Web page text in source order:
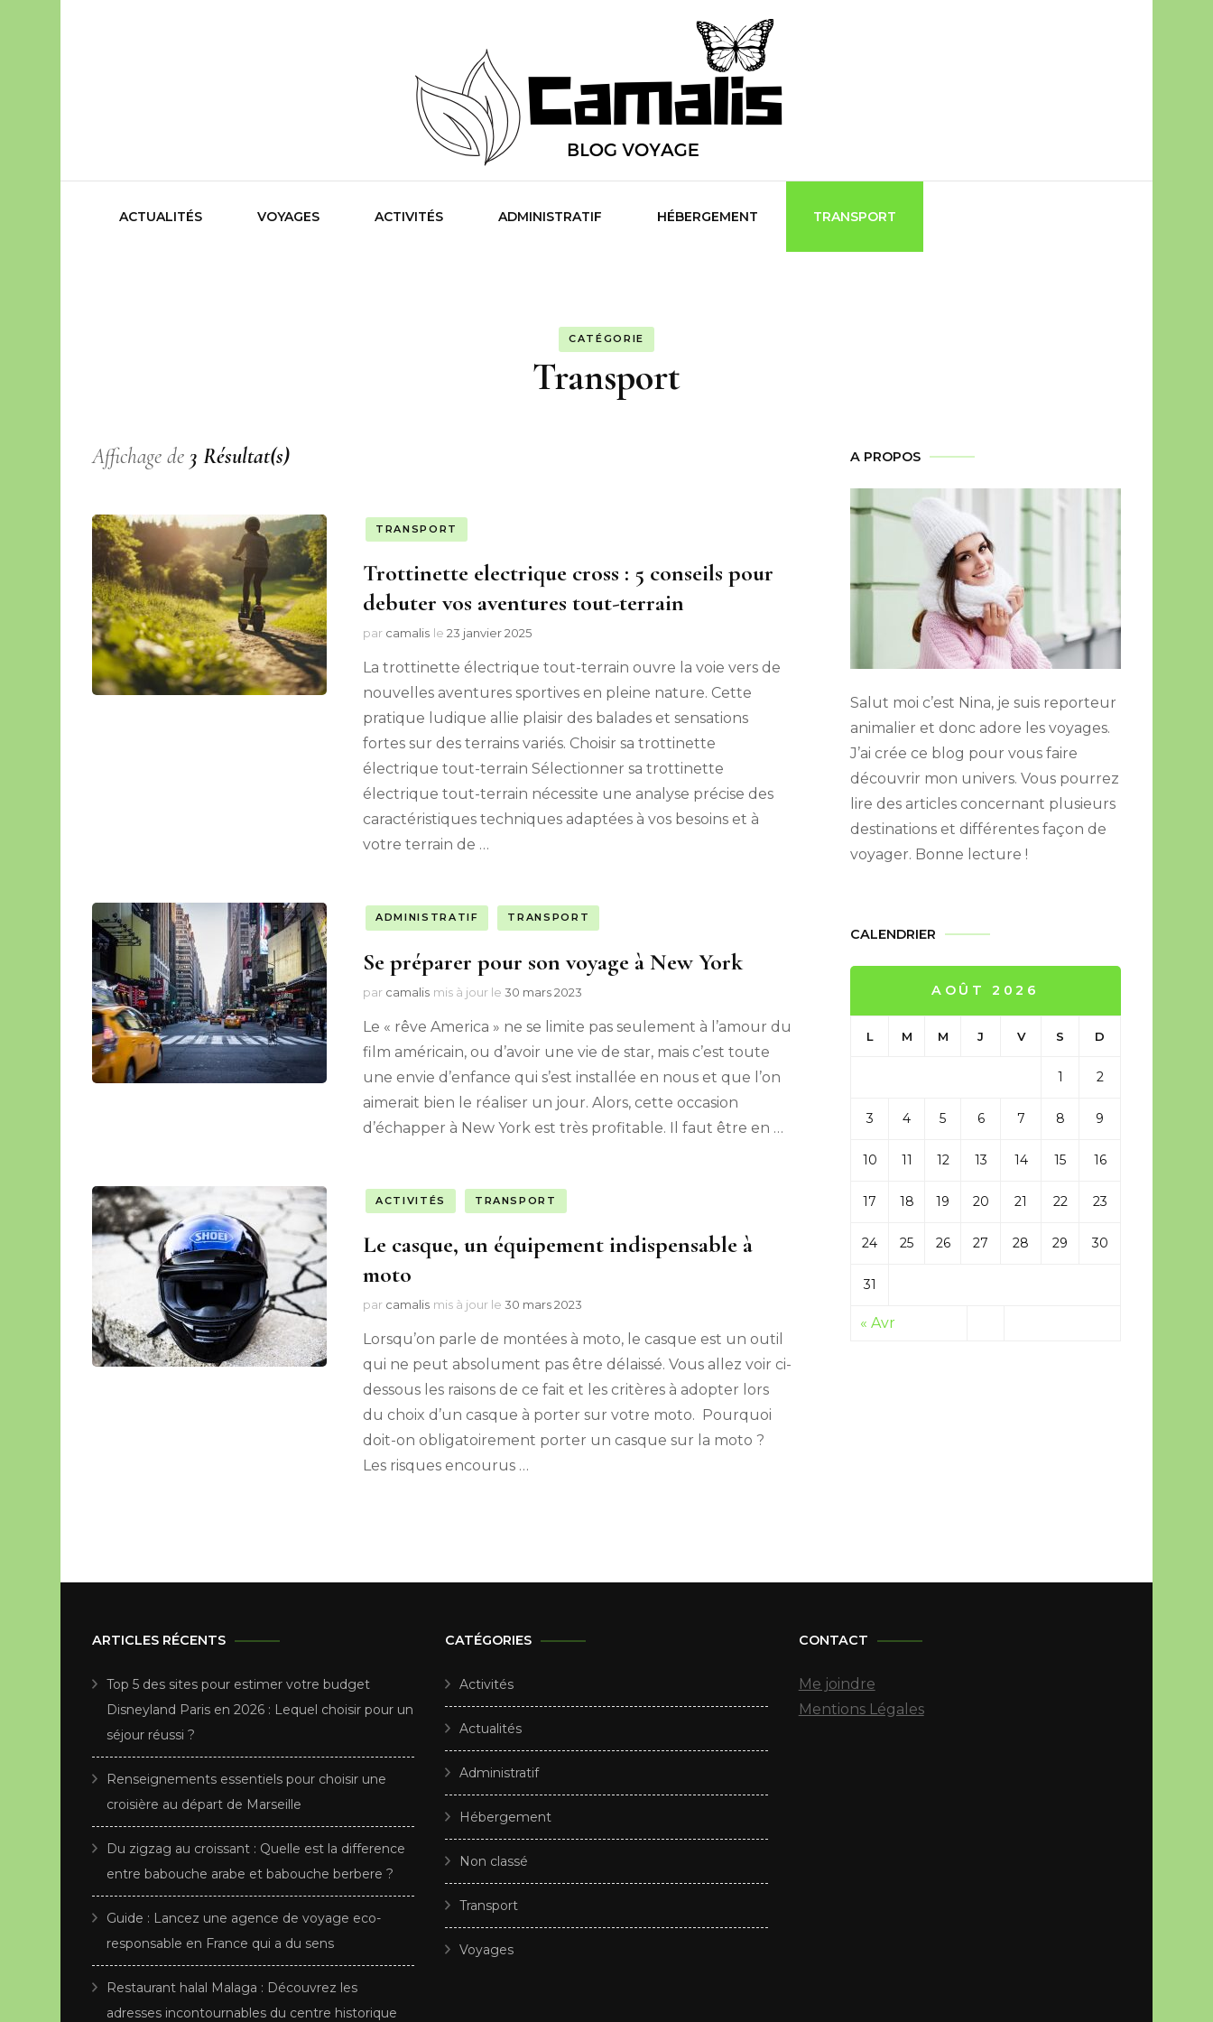
Camalis
ACTUALITÉS VOYAGES ACTIVITÉS ADMINISTRATIF HÉBERGEMENT TRANSPORT
CATÉGORIE
Transport
Affichage de 3 Résultat(s)
TRANSPORT
Trottinette electrique cross : 5 conseils pour
debuter vos aventures tout-terrain
par camalis le 23 janvier 2025
La trottinette électrique tout-terrain ouvre la voie vers de
nouvelles aventures sportives en pleine nature. Cette
pratique ludique allie plaisir des balades et sensations
fortes sur des terrains variés. Choisir sa trottinette
électrique tout-terrain Sélectionner sa trottinette
électrique tout-terrain nécessite une analyse précise des
caractéristiques techniques adaptées à vos besoins et à
votre terrain de …
ADMINISTRATIF TRANSPORT
Se préparer pour son voyage à New York
par camalis mis à jour le 30 mars 2023
Le « rêve America » ne se limite pas seulement à l’amour du
film américain, ou d’avoir une vie de star, mais c’est toute
une envie d’enfance qui s’est installée en nous et que l’on
aimerait bien le réaliser un jour. Alors, cette occasion
d’échapper à New York est très profitable. Il faut être en …
ACTIVITÉS TRANSPORT
Le casque, un équipement indispensable à
moto
par camalis mis à jour le 30 mars 2023
Lorsqu’on parle de montées à moto, le casque est un outil
qui ne peut absolument pas être délaissé. Vous allez voir ci-
dessous les raisons de ce fait et les critères à adopter lors
du choix d’un casque à porter sur votre moto. Pourquoi
doit-on obligatoirement porter un casque sur la moto ?
Les risques encourus …
A PROPOS
Salut moi c’est Nina, je suis reporteur
animalier et donc adore les voyages.
J’ai crée ce blog pour vous faire
découvrir mon univers. Vous pourrez
lire des articles concernant plusieurs
destinations et différentes façon de
voyager. Bonne lecture !
CALENDRIER
AOÛT 2026
L M M J V S D
1 2
3 4 5 6 7 8 9
10 11 12 13 14 15 16
17 18 19 20 21 22 23
24 25 26 27 28 29 30
31
« Avr
ARTICLES RÉCENTS
Top 5 des sites pour estimer votre budget
Disneyland Paris en 2026 : Lequel choisir pour un
séjour réussi ?
Renseignements essentiels pour choisir une
croisière au départ de Marseille
Du zigzag au croissant : Quelle est la difference
entre babouche arabe et babouche berbere ?
Guide : Lancez une agence de voyage eco-
responsable en France qui a du sens
Restaurant halal Malaga : Découvrez les
adresses incontournables du centre historique
CATÉGORIES
Activités
Actualités
Administratif
Hébergement
Non classé
Transport
Voyages
CONTACT
Me joindre
Mentions Légales